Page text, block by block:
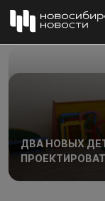
ДВА НОВЫХ